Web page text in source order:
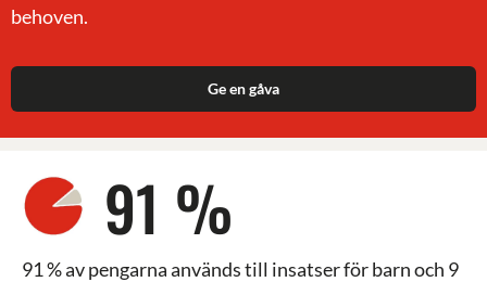
behoven.
Ge en gåva
91 %
91 % av pengarna används till insatser för barn och 9